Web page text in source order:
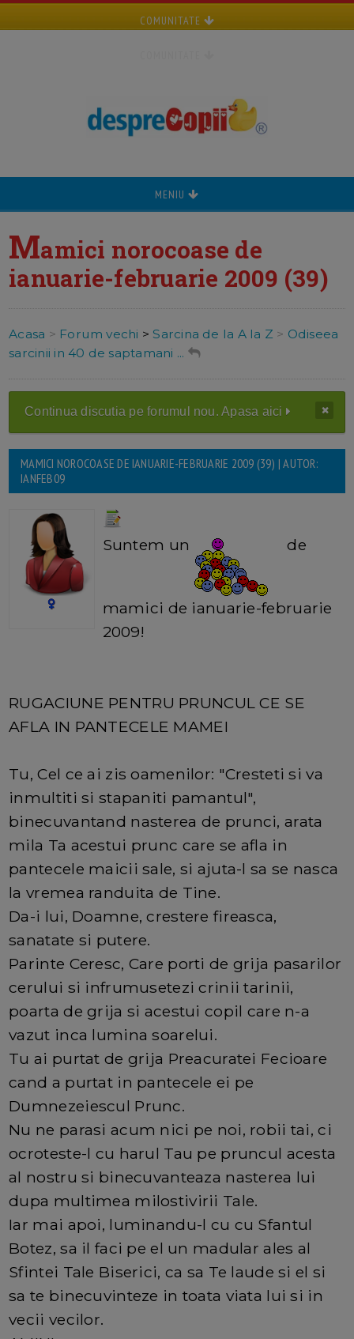
COMUNITATE
MENIU
Mamici norocoase de
ianuarie-februarie 2009 (39)
Acasa > Forum vechi >Sarcina de la A la Z > Odiseea
sarcinii in 40 de saptamani ...
Continua discutia pe forumul nou. Apasa aici
MAMICI NOROCOASE DE IANUARIE-FEBRUARIE 2009 (39) | AUTOR:
IANFEB09
Suntem un de
mamici de ianuarie-februarie
2009!
RUGACIUNE PENTRU PRUNCUL CE SE
AFLA IN PANTECELE MAMEI
Tu, Cel ce ai zis oamenilor: "Cresteti si va
inmultiti si stapaniti pamantul",
binecuvantand nasterea de prunci, arata
mila Ta acestui prunc care se afla in
pantecele maicii sale, si ajuta-l sa se nasca
la vremea randuita de Tine.
Da-i lui, Doamne, crestere fireasca,
sanatate si putere.
Parinte Ceresc, Care porti de grija pasarilor
cerului si infrumusetezi crinii tarinii,
poarta de grija si acestui copil care n-a
vazut inca lumina soarelui.
Tu ai purtat de grija Preacuratei Fecioare
cand a purtat in pantecele ei pe
Dumnezeiescul Prunc.
Nu ne parasi acum nici pe noi, robii tai, ci
ocroteste-l cu harul Tau pe pruncul acesta
al nostru si binecuvanteaza nasterea lui
dupa multimea milostivirii Tale.
Iar mai apoi, luminandu-l cu cu Sfantul
Botez, sa il faci pe el un madular ales al
Sfintei Tale Biserici, ca sa Te laude si el si
sa te binecuvinteze in toata viata lui si in
vecii vecilor.